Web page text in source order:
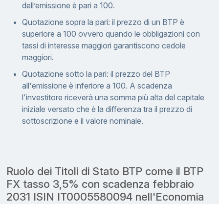
dell’emissione è pari a 100.
Quotazione sopra la pari: il prezzo di un BTP è
superiore a 100 ovvero quando le obbligazioni con
tassi di interesse maggiori garantiscono cedole
maggiori.
Quotazione sotto la pari: il prezzo del BTP
all'emissione è inferiore a 100. A scadenza
l'investitore riceverà una somma più alta del capitale
iniziale versato che è la differenza tra il prezzo di
sottoscrizione e il valore nominale.
Ruolo dei Titoli di Stato BTP come il BTP
FX tasso 3,5% con scadenza febbraio
2031 ISIN IT0005580094 nell'Economia